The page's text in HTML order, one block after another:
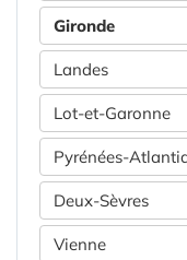
Gironde
Landes
Lot-et-Garonne
Pyrénées-
Deux-Sèvres
Vienne